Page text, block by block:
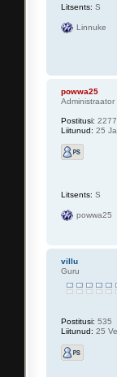
Litsents: S
Linnuke
powwa25
Administraator
Postitusi: 2277
Liitunud: 25
Litsents: S
powwa25
villu
Guru
Postitusi: 535
Liitunud: 25